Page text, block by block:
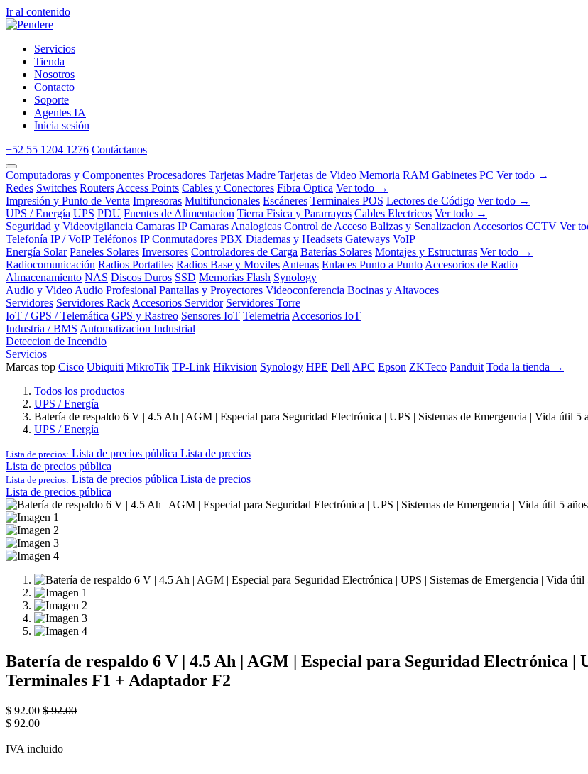
Ir al contenido
Servicios
Tienda
Nosotros
Contacto
Soporte
Agentes IA
Inicia sesión
+52 55 1204 1276 Contáctanos
Computadoras y Componentes Procesadores Tarjetas Madre Tarjetas de Video Memoria RAM Gabinetes PC Ver todo →
Redes Switches Routers Access Points Cables y Conectores Fibra Optica Ver todo →
Impresión y Punto de Venta Impresoras Multifuncionales Escáneres Terminales POS Lectores de Código Ver todo →
UPS / Energía UPS PDU Fuentes de Alimentacion Tierra Fisica y Pararrayos Cables Electricos Ver todo →
Seguridad y Videovigilancia Camaras IP Camaras Analogicas Control de Acceso Balizas y Senalizacion Accesorios CCTV Ver
Telefonía IP / VoIP Teléfonos IP Conmutadores PBX Diademas y Headsets Gateways VoIP
Energía Solar Paneles Solares Inversores Controladores de Carga Baterías Solares Montajes y Estructuras Ver todo →
Radiocomunicación Radios Portatiles Radios Base y Moviles Antenas Enlaces Punto a Punto Accesorios de Radio
Almacenamiento NAS Discos Duros SSD Memorias Flash Synology
Audio y Video Audio Profesional Pantallas y Proyectores Videoconferencia Bocinas y Altavoces
Servidores Servidores Rack Accesorios Servidor Servidores Torre
IoT / GPS / Telemática GPS y Rastreo Sensores IoT Telemetria Accesorios IoT
Industria / BMS Automatizacion Industrial
Deteccion de Incendio
Servicios
Marcas top Cisco Ubiquiti MikroTik TP-Link Hikvision Synology HPE Dell APC Epson ZKTeco Panduit Toda la tienda →
Todos los productos
UPS / Energía
Batería de respaldo 6 V | 4.5 Ah | AGM | Especial para Seguridad Electrónica | UPS | Sistemas de Emergencia | Vida útil 5
UPS / Energía
Lista de precios: Lista de precios pública Lista de precios
Lista de precios pública
Lista de precios: Lista de precios pública Lista de precios
Lista de precios pública
Batería de respaldo 6 V | 4.5 Ah | AGM | Especial para Seguridad Electrónica |
Terminales F1 + Adaptador F2
$ 92.00 $92.00
$ 92.00
IVA incluido